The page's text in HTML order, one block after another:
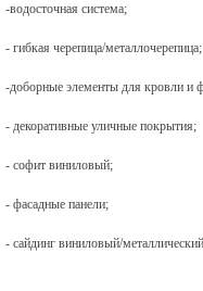
-водосточная система;
- гибкая черепица/металлочерепица;
-доборные элементы для кровли и
- декоративные уличные покрытия;
- софит виниловый;
- фасадные панели;
- сайдинг виниловый/